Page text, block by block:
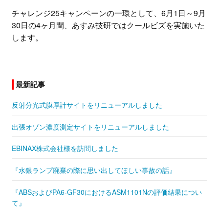
チャレンジ25キャンペーンの一環として、6月1日～9月
30日の4ヶ月間、 あすみ技研ではクールビズを実施いた
します。
最新記事
反射分光式膜厚計サイトをリニューアルしました
出張オゾン濃度測定サイトをリニューアルしました
EBINAX株式会社様を訪問しました
『水銀ランプ廃棄の際に思い出してほしい事故の話』
『ABSおよびPA6-GF30におけるASM1101Nの評価結果につい
て』